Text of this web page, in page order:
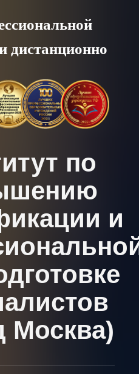
дистанционно
по
и
Москва)